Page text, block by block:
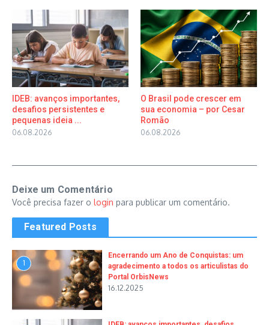
IDEB: avanços importantes,
desafios persistentes e
pequenas ideia ...
06.08.2026
O Brasil pode crescer em
sua economia – por Cesar
Romão
06.08.2026
Deixe um Comentário
Você precisa fazer o login para publicar um comentário.
Featured Posts
1
Encerrando um Ano de Conquistas: um
agradecimento a todos os articulistas do
Portal OrbisNews
16.12.2025